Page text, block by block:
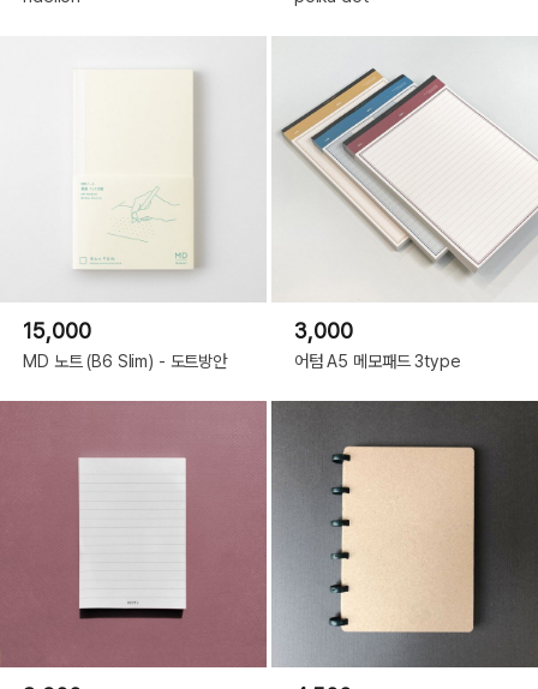
15,000
MD 노트 (B6 Slim) - 도트방안
3,000
어텀 A5 메모패드 3type